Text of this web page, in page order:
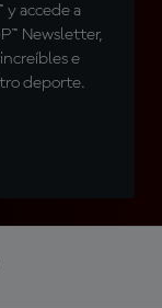
y accede a
Newsletter,
e
deporte.